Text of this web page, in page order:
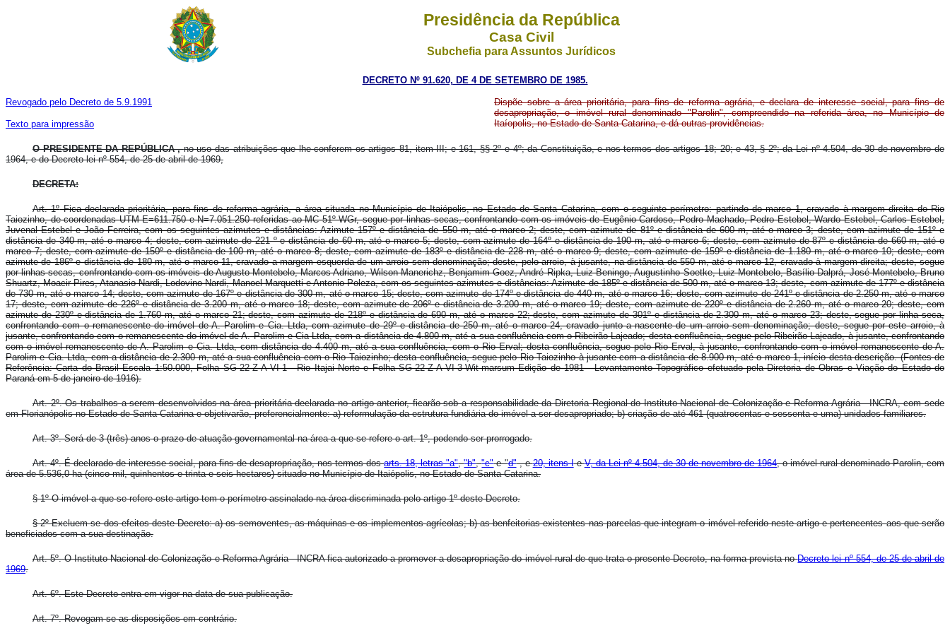
Presidência da República
Casa Civil
Subchefia para Assuntos Jurídicos
DECRETO Nº 91.620, DE 4 DE SETEMBRO DE 1985.
Revogado pelo Decreto de 5.9.1991
Texto para impressão
Dispõe sobre a área prioritária, para fins de reforma agrária, e declara de interesse social, para fins de
desapropriação, o imóvel rural denominado "Parolin", compreendido na referida área, no Município de
Itaíopolis, no Estado de Santa Catarina, e dá outras providências.
O PRESIDENTE DA REPÚBLICA ,no uso das atribuições que lhe conferem os artigos 81, item III; e 161, §§ 2º e 4º; da Constituição, e nos termos dos artigos 18; 20; e 43, § 2º; da Lei nº 4.504, de 30 de novembro de
1964, e do Decreto-lei nº 554, de 25 de abril de 1969,
DECRETA:
Art. 1ºFica declarada prioritária, para fins de reforma agrária, a área situada no Município de Itaiópolis, no Estado de Santa Catarina, com o seguinte perímetro: partindo do marco 1, cravado à margem direita do Rio
Taiozinho, de coordenadas UTM E=611.750 e N=7.051.250 referidas ao MC 51º WGr, segue por linhas secas, confrontando com os imóveis de Eugênio Cardoso, Pedro Machado, Pedro Estebel, Wardo Estebel, Carlos Estebel,
Juvenal Estebel e João Ferreira, com os seguintes azimutes e distâncias: Azimute 157º e distância de 550 m, até o marco 2; deste, com azimute de 81º e distância de 600 m, até o marco 3; deste, com azimute de 151º e
distância de 340 m, até o marco 4; deste, com azimute de 221 º e distância de 60 m, até o marco 5; deste, com azimute de 164º e distância de 190 m, até o marco 6; deste, com azimute de 87º e distância de 660 m, até o
marco 7; deste, com azimute de 150º e distância de 100 m, até o marco 8; deste, com azimute de 183º e distância de 228 m, até o marco 9; deste, com azimute de 159º e distância de 1.180 m, até o marco 10; deste, com
azimute de 186º e distância de 180 m, até o marco 11, cravado a margem esquerda de um arroio sem denominação; deste, pelo arroio, à jusante, na distância de 550 m, até o marco 12, cravado à margem direita; deste, segue
por linhas secas, confrontando com os imóveis de Augusto Montebelo, Marcos Adriano, Wilson Manerichz, Benjamim Goez, André Ripka, Luiz Beningo, Augustinho Soetke, Luiz Montebelo, Basílio Dalprá, José Montebelo, Bruno
Shuartz, Moacir Pires, Atanasio Nardi, Lodovino Nardi, Manoel Marquetti e Antonio Poleza, com os seguintes azimutes e distâncias: Azimute de 185º e distância de 500 m, até o marco 13; deste, com azimute de 177º e distância
de 730 m, até o marco 14; deste, com azimute de 167º e distância de 300 m, até o marco 15; deste, com azimute de 174º e distância de 440 m, até o marco 16; deste, com azimute de 241º e distância de 2.250 m, até o marco
17; deste, com azimute de 226º e distância de 3.200 m, até o marco 18; deste, com azimute de 206º e distância de 3.200 m, até o marco 19; deste, com azimute de 220º e distância de 2.260 m, até o marco 20; deste, com
azimute de 230º e distância de 1.760 m, até o marco 21; deste, com azimute de 218º e distância de 690 m, até o marco 22; deste, com azimute de 301º e distância de 2.300 m, até o marco 23; deste, segue por linha seca,
confrontando com o remanescente do imóvel de A. Parolim e Cia. Ltda, com azimute de 29º e distância de 250 m, até o marco 24, cravado junto a nascente de um arroio sem denominação; deste, segue por este arroio, à
jusante, confrontando com o remanescente do imóvel de A. Parolim e Cia Ltda, com a distância de 4.800 m, até a sua confluência com o Ribeirão Lajeado; desta confluência, segue pelo Ribeirão Lajeado, à jusante, confrontando
com o imóvel remanescente de A. Parolim e Cia. Ltda, com distância de 4.400 m, até a sua confluência, com o Rio Erval; desta confluência, segue pelo Rio Erval, à jusante, confrontando com o imóvel remanescente de A.
Parolim e Cia. Ltda, com a distância de 2.300 m, até a sua confluência com o Rio Taiozinho; desta confluência, segue pelo Rio Taiozinho à jusante com a distância de 8.900 m, até o marco 1, início desta descrição. (Fontes de
Referência: Carta do Brasil Escala 1:50.000, Folha SG-22-Z-A-VI-1 - Rio Itajai Norte e Folha SG-22-Z-A-VI-3-Wit-marsum Edição de 1981 - Levantamento Topográfico efetuado pela Diretoria de Obras e Viação do Estado do
Paraná em 5 de janeiro de 1916).
Art. 2º.Os trabalhos a serem desenvolvidos na área prioritária declarada no artigo anterior, ficarão sob a responsabilidade da Diretoria Regional do Instituto Nacional de Colonização e Reforma Agrária - INCRA, com sede
em Florianópolis no Estado de Santa Catarina e objetivarão, preferencialmente: a) reformulação da estrutura fundiária do imóvel a ser desapropriado; b) criação de até 461 (quatrocentas e sessenta e uma) unidades familiares.
Art. 3º.Será de 3 (três) anos o prazo de atuação governamental na área a que se refere o art. 1º, podendo ser prorrogado.
Art. 4º.É declarado de interesse social, para fins de desapropriação, nos termos dosarts. 18, letras "a","b","c"e "d", e20, itens IeV, da Lei nº 4.504, de 30 de novembro de 1964, o imóvel rural denominado Parolin, com
área de 5.536,0 ha (cinco mil, quinhentos e trinta e seis hectares) situado no Município de Itaiópolis, no Estado de Santa Catarina.
§ 1º O imóvel a que se refere este artigo tem o perímetro assinalado na área discriminada pelo artigo 1º deste Decreto.
§ 2º Excluem-se dos efeitos deste Decreto: a) os semoventes, as máquinas e os implementos agrícolas; b) as benfeitorias existentes nas parcelas que integram o imóvel referido neste artigo e pertencentes aos que serão
beneficiados com a sua destinação.
Art. 5º.O Instituto Nacional de Colonização e Reforma Agrária - INCRA fica autorizado a promover a desapropriação do imóvel rural de que trata o presente Decreto, na forma prevista noDecreto-lei nº 554, de 25 de abril de
1969.
Art. 6º.Este Decreto entra em vigor na data de sua publicação.
Art. 7º.Revogam-se as disposições em contrário.